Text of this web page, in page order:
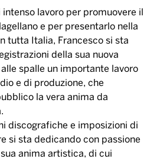
lavoro per promuovere il
e per presentarlo nella
tutta Italia, Francesco si sta
della sua nuova
spalle un importante lavoro
e di produzione, che
la vera anima da
discografiche e imposizioni di
si sta dedicando con passione
anima artistica, di cui